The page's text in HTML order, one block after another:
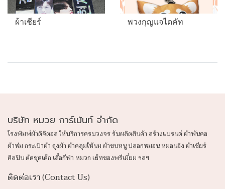
ผ้าเชียร์ พวงกุญแจไดคัท
บริษัท หมวย การ์เม้นท์ จำกัด
โรงพิมพ์ผ้าดิจิตอล ให้บริการครบวงจร รับผลิตสินค้า สร้างแบรนด์ ผ้าพันคอ
ผ้าห่ม กระเป๋าผ้า ถุงผ้า ผ้าคลุมให้นม ผ้าขนหนู ปลอกหมอน หมอนอิง ผ้าเชียร์
ศิลปิน ตัดชุดเด็ก เสื้อกีฬา หมวก เซ็ทของพรีเมี่ยม ฯลฯ
ติดต่อเรา (Contact Us)